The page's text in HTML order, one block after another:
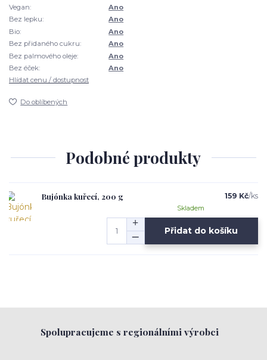
Vegan:
Ano
Bez lepku:
Ano
Bio:
Ano
Bez přidaného cukru:
Ano
Bez palmového oleje:
Ano
Bez éček:
Ano
Hlídat cenu / dostupnost
Do oblíbených
Podobné produkty
Bujónka kuřecí, 200 g 159 Kč/ks
Skladem
Přidat do košíku
Spolupracujeme s regionálními výrobci